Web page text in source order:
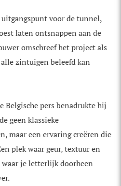
voor de tunnel,
laten ontsnappen aan de
omschreef het project als
zintuigen beleefd kan
Belgische pers benadrukte hij
geen klassieke
maar een ervaring creëren die
plek waar geur, textuur en
je letterlijk doorheen